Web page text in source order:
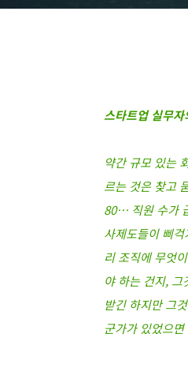
스타트업 실무자
약간 규모 있는
르는 것은 찾고
80… 직원 수가
사제도들이 삐
리 조직에 무엇
야 하는 건지,
받긴 하지만 그
군가가 있었으